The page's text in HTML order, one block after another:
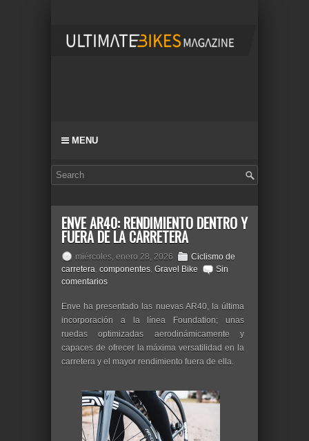
MENU
ENVE AR40: RENDIMIENTO DENTRO Y
FUERA DE LA CARRETERA
miércoles, enero 28, 2026
Ciclismo de
carretera, componentes, Gravel Bike
Sin
comentarios
Enve ha presentado las nuevas AR40, la última
incorporación a la línea Foundation; unas
ruedas optimizadas aerodinámicamente y
capaces de ofrecer la máxima versatilidad en la
carretera y el mayor rendimiento fuera de ella.